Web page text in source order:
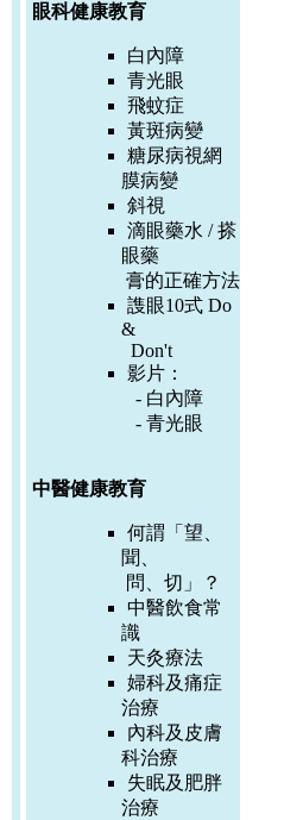
眼科健康教育
白內障
青光眼
飛蚊症
黃斑病變
糖尿病視網
膜病變
斜視
滴眼藥水 / 搽
眼藥
膏的正確方法
謢眼10式 Do
&
Don't
影片：
- 白內障
- 青光眼
中醫健康教育
何謂「望、
聞、
問、切」？
中醫飲食常
識
天灸療法
婦科及痛症
治療
內科及皮膚
科治療
失眠及肥胖
治療